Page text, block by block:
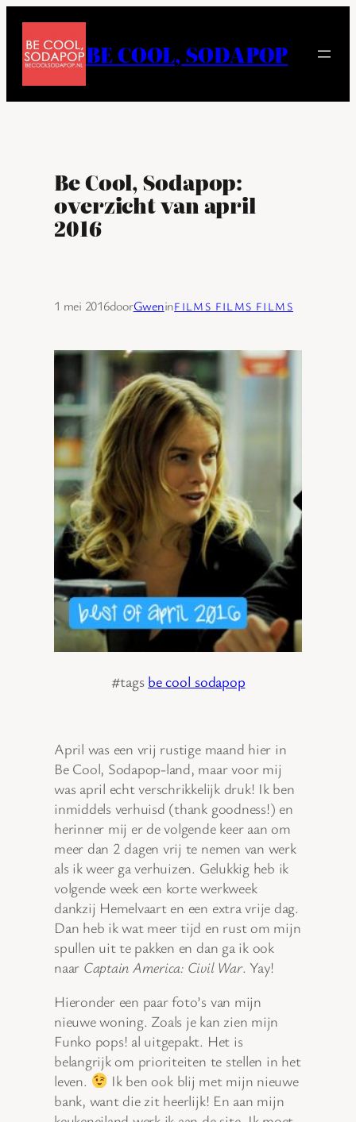
naar
inhoud
BE COOL, SODAPOP
Be Cool, Sodapop:
overzicht van april
2016
1 mei 2016doorGweninFILMS FILMS FILMS
#tags be cool sodapop
April was een vrij rustige maand hier in
Be Cool, Sodapop-land, maar voor mij
was april echt verschrikkelijk druk! Ik ben
inmiddels verhuisd (thank goodness!) en
herinner mij er de volgende keer aan om
meer dan 2 dagen vrij te nemen van werk
als ik weer ga verhuizen. Gelukkig heb ik
volgende week een korte werkweek
dankzij Hemelvaart en een extra vrije dag.
Dan heb ik wat meer tijd en rust om mijn
spullen uit te pakken en dan ga ik ook
naar Captain America: Civil War. Yay!
Hieronder een paar foto’s van mijn
nieuwe woning. Zoals je kan zien mijn
Funko pops! al uitgepakt. Het is
belangrijk om prioriteiten te stellen in het
leven.
Ik ben ook blij met mijn nieuwe
bank, want die zit heerlijk! En aan mijn